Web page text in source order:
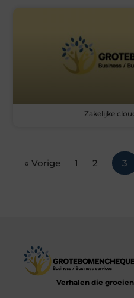
Zakelijke
« Vorige 1 2 3
Verhalen die